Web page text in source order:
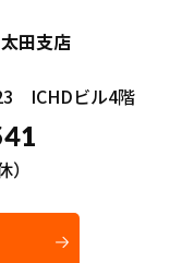
田支店
ICHDビル4階
）